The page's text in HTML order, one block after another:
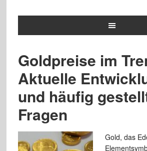
Goldpreise im
Aktuelle
und häufig
Fragen
Gold, das